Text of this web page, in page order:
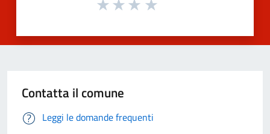
Contatta il comune
Leggi le domande frequenti